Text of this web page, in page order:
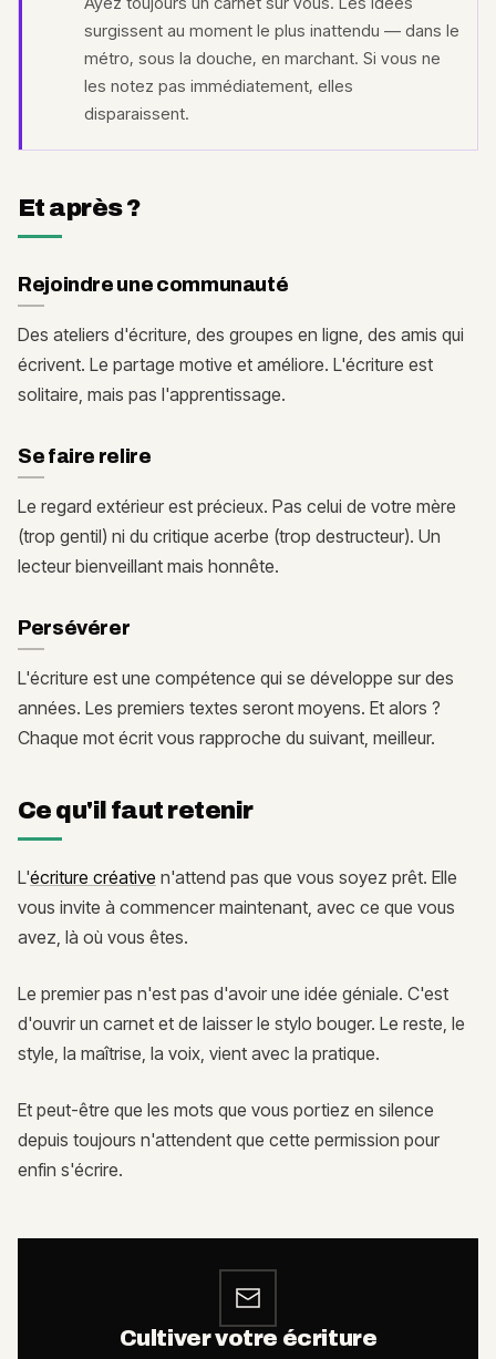
surgissent au moment le plus inattendu — dans le
métro, sous la douche, en marchant. Si vous ne
les notez pas immédiatement, elles
disparaissent.
Et après ?
Rejoindre une communauté
Des ateliers d'écriture, des groupes en ligne, des amis qui
écrivent. Le partage motive et améliore. L'écriture est
solitaire, mais pas l'apprentissage.
Se faire relire
Le regard extérieur est précieux. Pas celui de votre mère
(trop gentil) ni du critique acerbe (trop destructeur). Un
lecteur bienveillant mais honnête.
Persévérer
L'écriture est une compétence qui se développe sur des
années. Les premiers textes seront moyens. Et alors ?
Chaque mot écrit vous rapproche du suivant, meilleur.
Ce qu'il faut retenir
L'écriture créative n'attend pas que vous soyez prêt. Elle
vous invite à commencer maintenant, avec ce que vous
avez, là où vous êtes.
Le premier pas n'est pas d'avoir une idée géniale. C'est
d'ouvrir un carnet et de laisser le stylo bouger. Le reste, le
style, la maîtrise, la voix, vient avec la pratique.
Et peut-être que les mots que vous portiez en silence
depuis toujours n'attendent que cette permission pour
enfin s'écrire.
Cultiver votre écriture